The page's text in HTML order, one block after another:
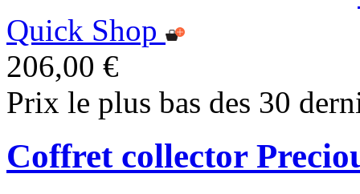
Quick Shop
206,00 €
Prix le plus bas des 30
Coffret collector